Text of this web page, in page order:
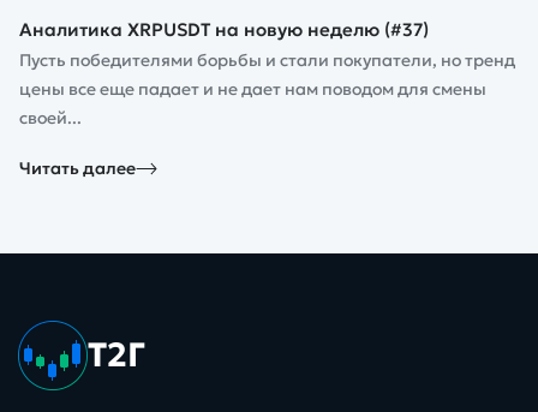
Аналитика XRPUSDT на новую неделю (#37)
Пусть победителями борьбы и стали покупатели, но тренд
цены все еще падает и не дает нам поводом для смены
своей...
Читать далее
Т2Г